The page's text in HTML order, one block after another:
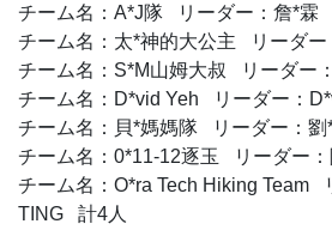
チーム名：A*J隊 リーダー：詹*霖
チーム名：太*神的大公主 リーダ
チーム名：S*M山姆大叔 リーダー
チーム名：D*vid Yeh リーダー：
チーム名：貝*媽媽隊 リーダー：
チーム名：0*11-12逐玉 リーダー
チーム名：O*ra Tech Hiking Team
TING 計4人